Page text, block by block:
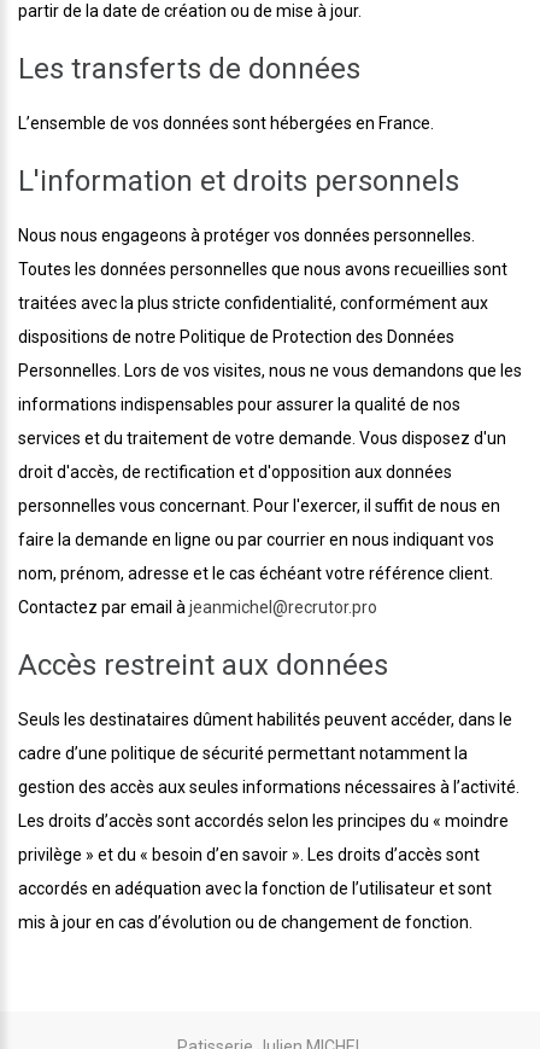
partir de la date de création ou de mise à jour.
Les transferts de données
L’ensemble de vos données sont hébergées en France.
L'information et droits personnels
Nous nous engageons à protéger vos données personnelles.
Toutes les données personnelles que nous avons recueillies sont
traitées avec la plus stricte confidentialité, conformément aux
dispositions de notre Politique de Protection des Données
Personnelles. Lors de vos visites, nous ne vous demandons que les
informations indispensables pour assurer la qualité de nos
services et du traitement de votre demande. Vous disposez d'un
droit d'accès, de rectification et d'opposition aux données
personnelles vous concernant. Pour l'exercer, il suffit de nous en
faire la demande en ligne ou par courrier en nous indiquant vos
nom, prénom, adresse et le cas échéant votre référence client.
Contactez par email à jeanmichel@recrutor.pro
Accès restreint aux données
Seuls les destinataires dûment habilités peuvent accéder, dans le
cadre d’une politique de sécurité permettant notamment la
gestion des accès aux seules informations nécessaires à l’activité.
Les droits d’accès sont accordés selon les principes du « moindre
privilège » et du « besoin d’en savoir ». Les droits d’accès sont
accordés en adéquation avec la fonction de l’utilisateur et sont
mis à jour en cas d’évolution ou de changement de fonction.